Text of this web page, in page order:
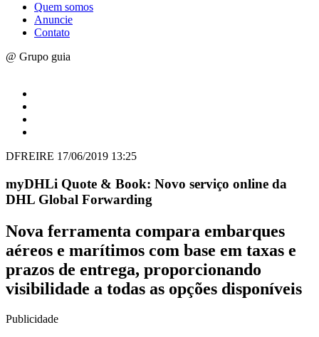
Quem somos
Anuncie
Contato
@ Grupo guia
DFREIRE 17/06/2019 13:25
myDHLi Quote & Book: Novo serviço online da
DHL Global Forwarding
Nova ferramenta compara embarques
aéreos e marítimos com base em taxas e
prazos de entrega, proporcionando
visibilidade a todas as opções disponíveis
Publicidade